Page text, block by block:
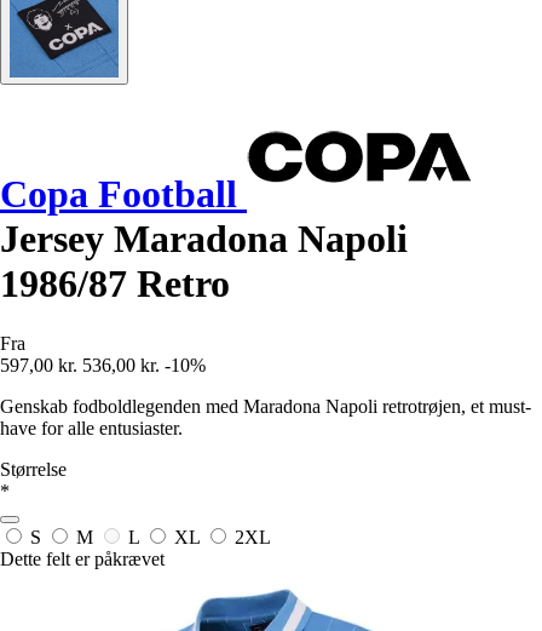
Copa Football
Jersey Maradona Napoli
1986/87 Retro
Fra
597,00 kr. 536,00 kr. -10%
Genskab fodboldlegenden med Maradona Napoli retrotrøjen, et must-
have for alle entusiaster.
Størrelse
*
S M L XL
2XL
Dette felt er påkrævet